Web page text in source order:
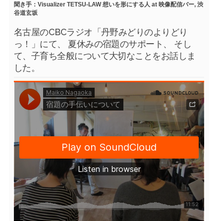
聞き手：Visualizer TETSU-LAW 想いを形にする人 at 映像配信バー, 渋
谷道玄坂
名古屋のCBCラジオ「丹野みどりのよりどり
っ！」にて、 夏休みの宿題のサポート、 そし
て、子育ち全般について大切なことをお話しま
した。